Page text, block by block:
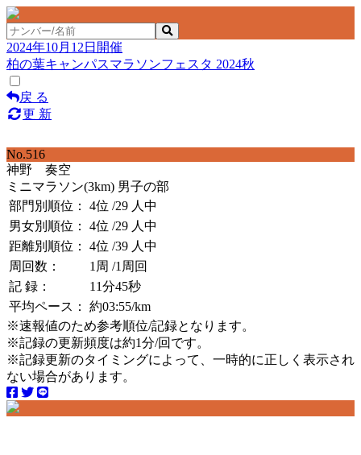
2024年10月12日開催
柏の葉キャンパスマラソンフェスタ 2024秋
戻 る
更 新
No.516
神野 奏空
ミニマラソン(3km) 男子の部
部門別順位：
4位 /29 人中
男女別順位：
4位 /29 人中
距離別順位：
4位 /39 人中
周回数：
1周 /1周回
記 録：
11分45秒
平均ペース：
約03:55/km
※速報値のため参考順位/記録となります。
※記録の更新頻度は約1分/回です。
※記録更新のタイミングによって、一時的に正しく表示され
ない場合があります。